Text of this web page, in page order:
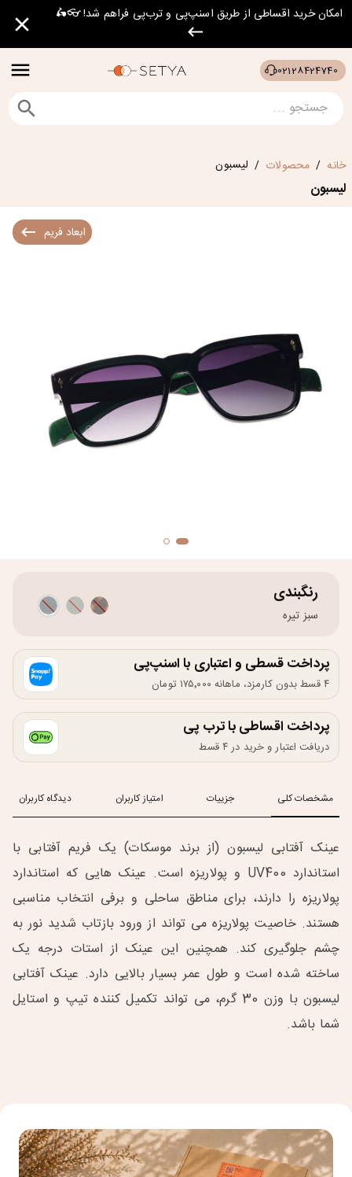
امکان خرید اقساطی از طریق اسنپ‌پی و ترب‌پی فراهم شد! 👓🛵
02128424740
خانه / محصولات / لیسبون
لیسبون
ابعاد فریم
رنگبندی
سبز تیره
پرداخت قسطی و اعتباری با اسنپ‌پی
۴ قسط بدون کارمزد، ماهانه ۱۷۵٬۰۰۰ تومان
پرداخت اقساطی با ترب پی
دریافت اعتبار و خرید در ۴ قسط
مشخصات کلی جزییات امتیاز کاربران دیدگاه کاربران
عینک آفتابی لیسبون (از برند موسکات) یک فریم آفتابی با
استاندارد UV400 و پولاریزه است. عینک هایی که استاندارد
پولاریزه را دارند، برای مناطق ساحلی و برفی انتخاب مناسبی
هستند. خاصیت پولاریزه می تواند از ورود بازتاب شدید نور به
چشم جلوگیری کند. همچنین این عینک از استات درجه یک
ساخته شده است و طول عمر بسیار بالایی دارد. عینک آفتابی
لیسبون با وزن 30 گرم، می تواند تکمیل کننده تیپ و استایل
شما باشد.